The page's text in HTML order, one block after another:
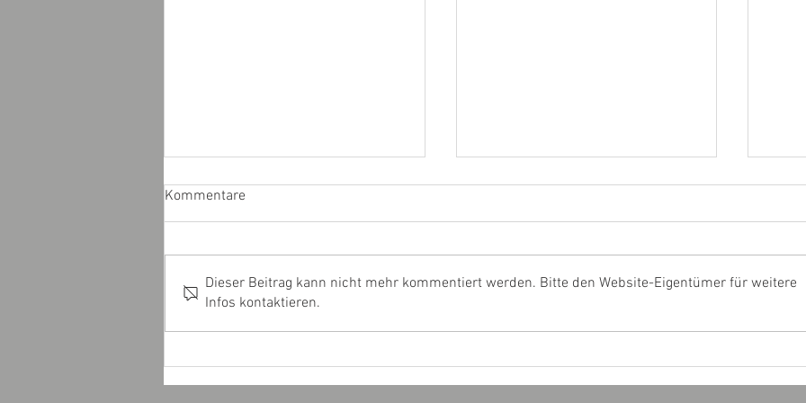
B2 - Gebäudebrand-
T1 -
Kommentare
Dieser Beitrag kann nicht mehr kommentiert werden. Bitte den Website-Eigentümer für weitere
Infos kontaktieren.